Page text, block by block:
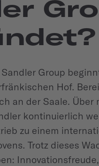
Group
Hof.
an der Saale. Über
kontinuierlich
zu einem
Trotz dieses